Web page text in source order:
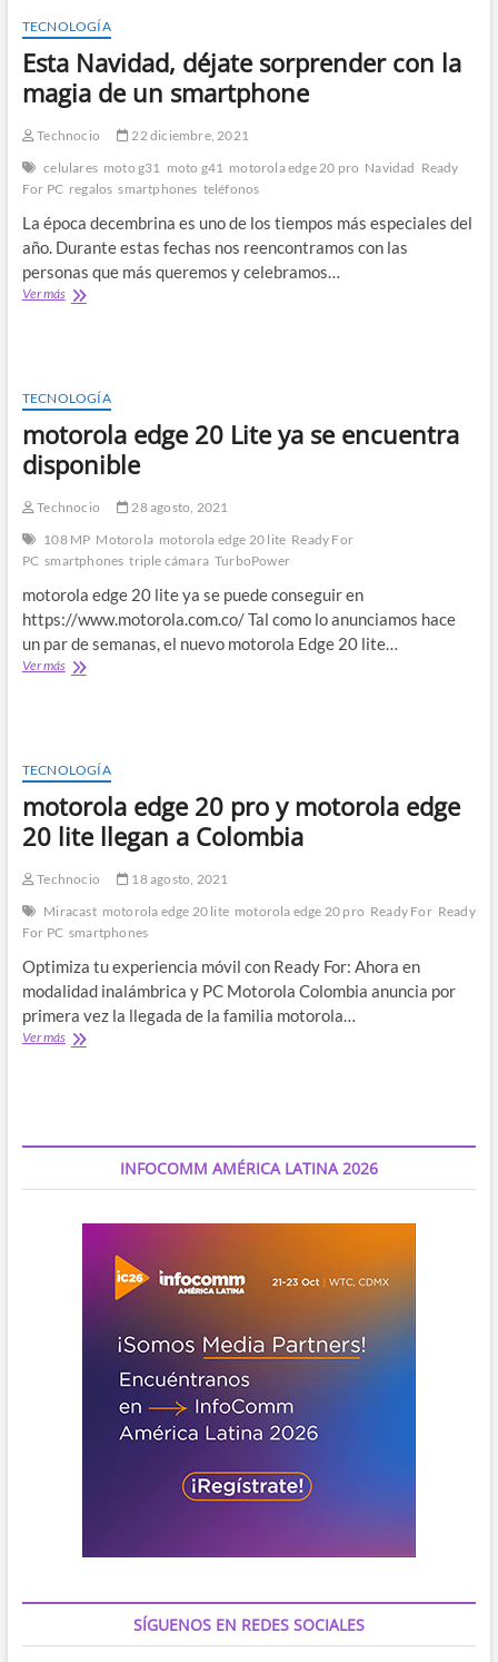
pro
TECNOLOGÍA
Esta Navidad, déjate sorprender con la
magia de un smartphone
Technocio
22 diciembre, 2021
celulares moto g31 moto g41 motorola edge 20 pro Navidad Ready
For PC regalos smartphones teléfonos
La época decembrina es uno de los tiempos más especiales del
año. Durante estas fechas nos reencontramos con las
personas que más queremos y celebramos…
Ver másEsta
la
magia
de
smartphone
TECNOLOGÍA
motorola edge 20 Lite ya se encuentra
disponible
Technocio
28 agosto, 2021
108 MP Motorola motorola edge 20 lite Ready For
PC smartphones triple cámara TurboPower
motorola edge 20 lite ya se puede conseguir en
https://www.motorola.com.co/ Tal como lo anunciamos hace
un par de semanas, el nuevo motorola Edge 20 lite…
Ver másmotorola
se
encuentra
disponible
TECNOLOGÍA
motorola edge 20 pro y motorola edge
20 lite llegan a Colombia
Technocio
18 agosto, 2021
Miracast motorola edge 20 lite motorola edge 20 pro Ready For Ready
For PC smartphones
Optimiza tu experiencia móvil con Ready For: Ahora en
modalidad inalámbrica y PC Motorola Colombia anuncia por
primera vez la llegada de la familia motorola…
Ver másmotorola
lite
Colombia
INFOCOMM AMÉRICA LATINA 2026
SÍGUENOS EN REDES SOCIALES